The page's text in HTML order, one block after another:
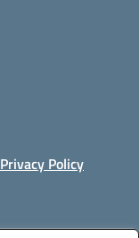
Privacy Policy